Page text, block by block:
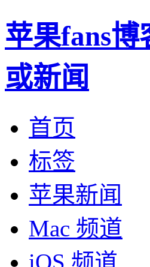
苹果fans
或新闻
首页
标签
苹果新闻
Mac 频道
iOS 频道